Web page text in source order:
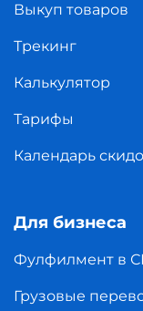
Выкуп товаров
Трекинг
Калькулятор
Тарифы
Календарь
Для бизнеса
Фулфилмент в
Грузовые